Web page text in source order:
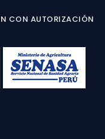
CON AUTORIZACIÓN